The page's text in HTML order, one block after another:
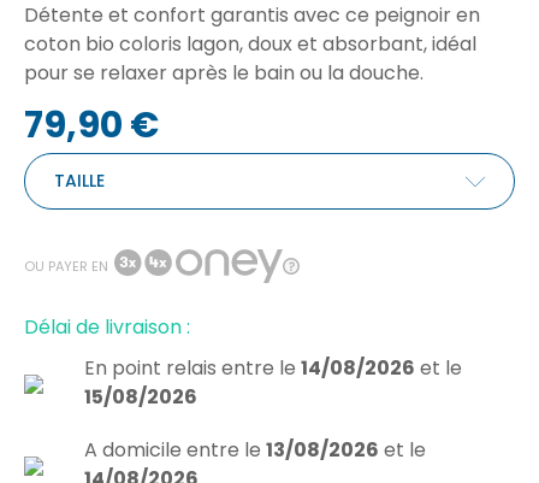
Détente et confort garantis avec ce peignoir en
coton bio coloris lagon, doux et absorbant, idéal
pour se relaxer après le bain ou la douche.
79,90 €
TAILLE
OU PAYER EN
Délai de livraison :
En point relais entre le 14/08/2026 et le
15/08/2026
A domicile entre le 13/08/2026 et le